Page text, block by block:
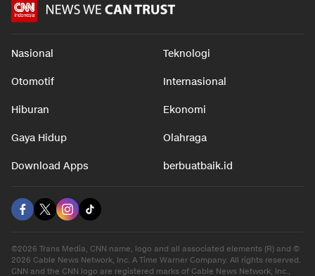
Nasional Teknologi
Otomotif Internasional
Hiburan Ekonomi
Gaya Hidup Olahraga
Download Apps berbuatbaik.id
©2026 Trans Media, CNN name, logo and all associated elements (R) and ©
2026 Cable News Network, Inc. A Time Warner Company. All rights reserved.
CNN and the CNN logo are registered marks of Cable News Network, Inc.,